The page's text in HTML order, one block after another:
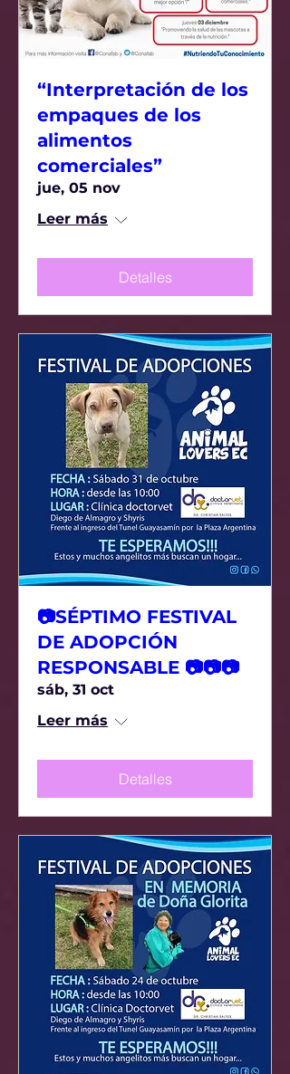
“Interpretación de los
empaques de los
alimentos
comerciales”
jue, 05 nov
Leer más
Detalles
📷SÉPTIMO FESTIVAL
DE ADOPCIÓN
RESPONSABLE 📷📷📷
sáb, 31 oct
Leer más
Detalles